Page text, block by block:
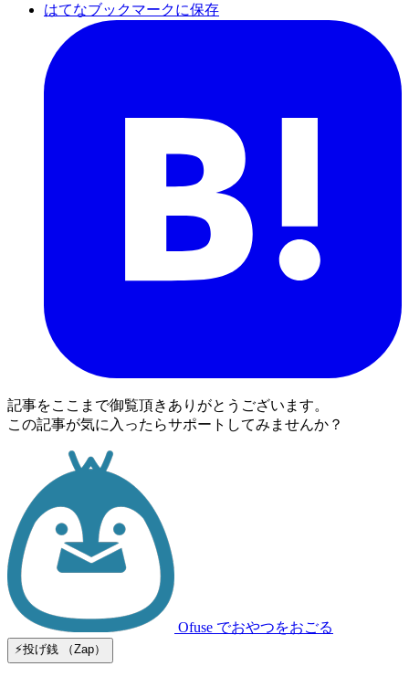
はてなブックマークに保存
記事をここまで御覧頂きありがとうございます。
この記事が気に入ったらサポートしてみませんか？
Ofuse でおやつをおごる
⚡️投げ銭 （Zap）